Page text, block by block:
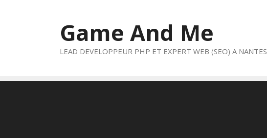
Game And Me
LEAD DEVELOPPEUR PHP ET EXPERT WEB (SEO) A NANTES